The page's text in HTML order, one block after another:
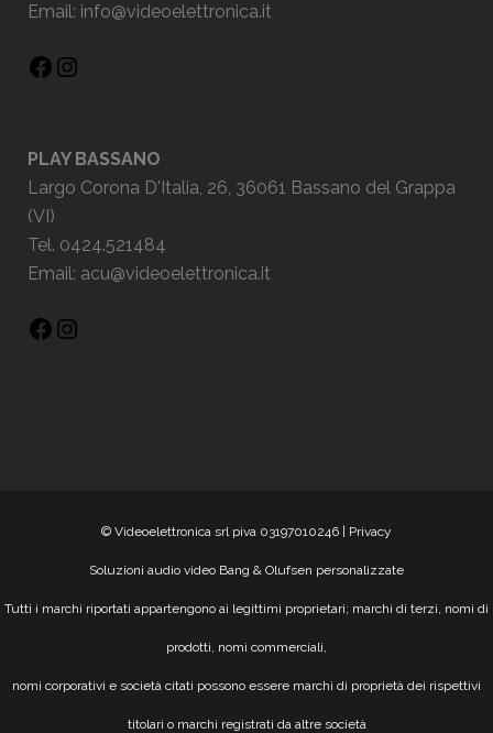
Email: info@videoelettronica.it
PLAY BASSANO
Largo Corona D'Italia, 26, 36061 Bassano del Grappa
(VI)
Tel. 0424.521484
Email: acu@videoelettronica.it
© Videoelettronica srl piva 03197010246 | Privacy
Soluzioni audio video Bang & Olufsen personalizzate
Tutti i marchi riportati appartengono ai legittimi proprietari; marchi di terzi, nomi di
prodotti, nomi commerciali,
nomi corporativi e società citati possono essere marchi di proprietà dei rispettivi
titolari o marchi registrati da altre società